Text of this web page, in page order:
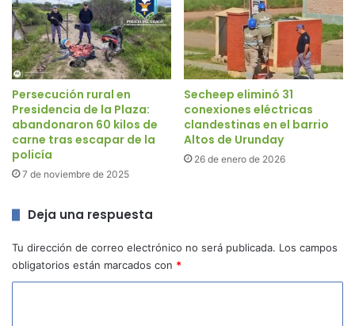
Persecución rural en
Presidencia de la Plaza:
abandonaron 60 kilos de
carne tras escapar de la
policía
7 de noviembre de 2025
Secheep eliminó 31
conexiones eléctricas
clandestinas en el barrio
Altos de Urunday
26 de enero de 2026
Deja una respuesta
Tu dirección de correo electrónico no será publicada. Los campos
obligatorios están marcados con *